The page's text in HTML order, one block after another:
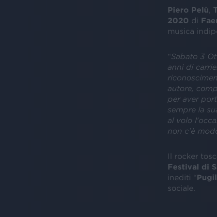
Piero Pelù
2020 di
musica
“Sabato 3
anni di
autore,
per aver
sempre la
al volo
non c'è
Il rocker
Festival di
inediti “
sociale.